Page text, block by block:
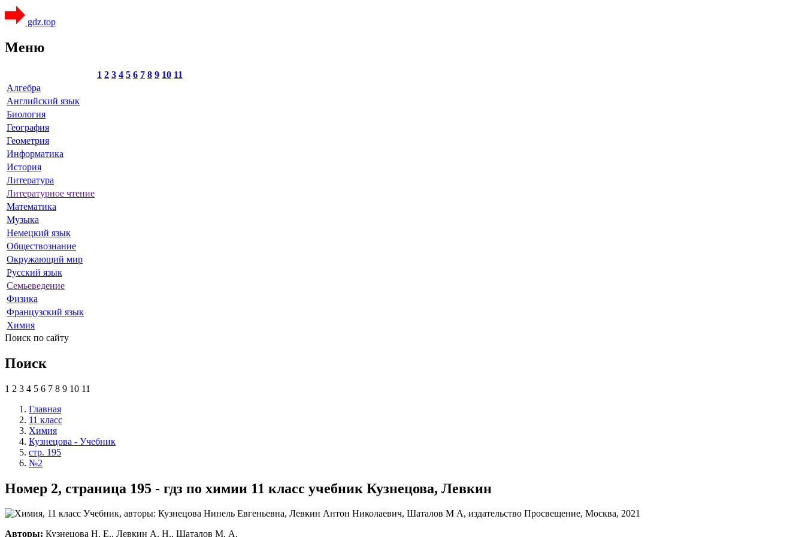
gdz.top
Меню
1 2 3 4 5 6 7 8 9 10 11
Алгебра
Английский язык
Биология
География
Геометрия
Информатика
История
Литература
Литературное чтение
Математика
Музыка
Немецкий язык
Обществознание
Окружающий мир
Русский язык
Семьеведение
Физика
Французский язык
Химия
Поиск по сайту
Поиск
1 2 3 4 5 6 7 8 9 10 11
Главная
11 класс
Химия
Кузнецова - Учебник
стр. 195
№2
Номер 2, страница 195 - гдз по химии 11 класс учебник Кузнецова, Левкин
Авторы: Кузнецова Н. Е., Левкин А. Н., Шаталов М. А.